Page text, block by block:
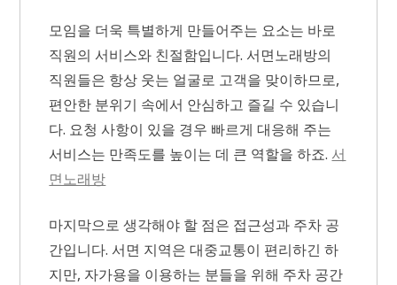
모임을 더욱 특별하게 만들어주는 요소는 바로
직원의 서비스와 친절함입니다. 서면노래방의
직원들은 항상 웃는 얼굴로 고객을 맞이하므로,
편안한 분위기 속에서 안심하고 즐길 수 있습니
다. 요청 사항이 있을 경우 빠르게 대응해 주는
서비스는 만족도를 높이는 데 큰 역할을 하죠. 서
면노래방
마지막으로 생각해야 할 점은 접근성과 주차 공
간입니다. 서면 지역은 대중교통이 편리하긴 하
지만, 자가용을 이용하는 분들을 위해 주차 공간